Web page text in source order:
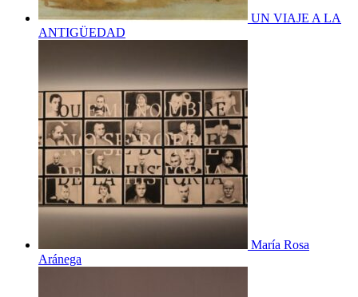
UN VIAJE A LA
ANTIGÜEDAD
María Rosa
Aránega